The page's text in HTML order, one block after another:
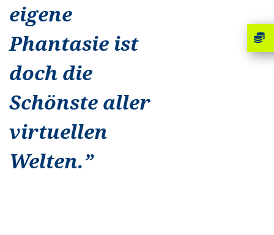
eigene
Phantasie ist
doch die
Schönste aller
virtuellen
Welten.”